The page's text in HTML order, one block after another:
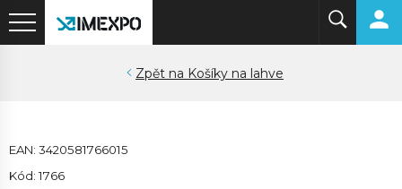
Košíky na lahve
EAN: 3420581766015
Kód: 1766